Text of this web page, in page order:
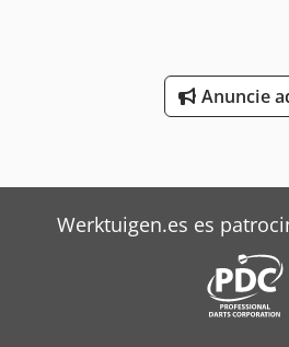
Anuncie
Werktuigen.es es